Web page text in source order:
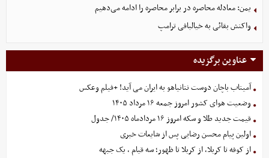
یمن: معادله محاصره در برابر محاصره را ادامه می‌دهیم
واکنش بقائی به خیالبافی ترامپ
عناوین برگزیده
آمیتاب باچان دوست نتانیاهو به ایران می آید! +فیلم وعکس
وضعیت هوای کشور امروز جمعه ۱۶ مرداد ۱۴۰۵
قیمت جدید طلا و سکه امروز ۱۶ مردادماه ۱۴۰۵/ جدول
اولین پیام محسن رضایی پس از شایعات خبری
از کوفه تا کربلا، از کربلا تا ظهور؛ سه قیام ، یک جبهه